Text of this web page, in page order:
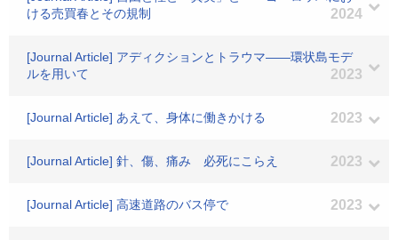
ける売買春とその規制
2024
[Journal Article] アディクションとトラウマ――環状島モデ
ルを用いて
2023
[Journal Article] あえて、身体に働きかける 2023
[Journal Article] 針、傷、痛み 必死にこらえ 2023
[Journal Article] 高速道路のバス停で 2023